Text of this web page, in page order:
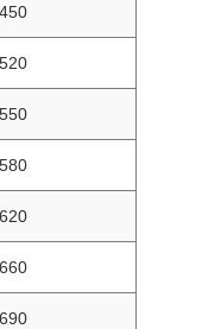
450
520
550
580
620
660
690